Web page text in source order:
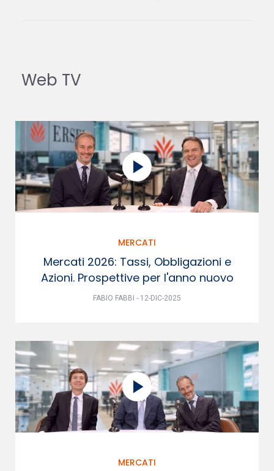
Web TV
MERCATI
Mercati 2026: Tassi, Obbligazioni e
Azioni. Prospettive per l'anno nuovo
FABIO FABBI - 12-DIC-2025
MERCATI